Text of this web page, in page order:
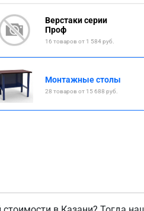
Верстаки серии
Проф
16 товаров от 1 584 руб.
Монтажные столы
28 товаров от 15 688 руб.